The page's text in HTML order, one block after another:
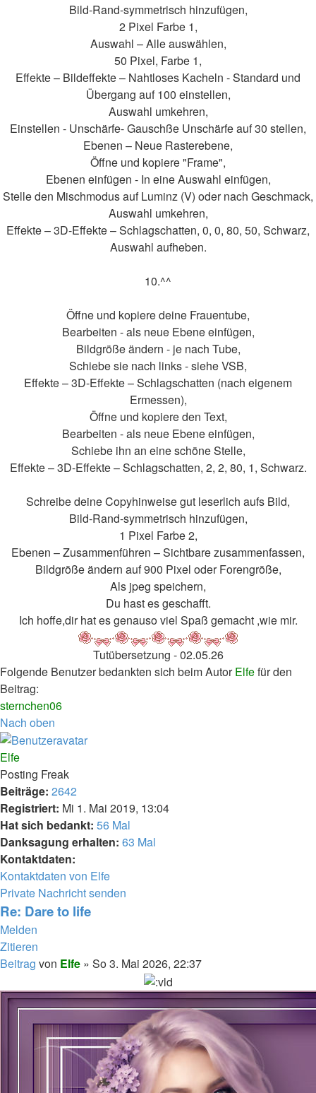
Bild-Rand-symmetrisch hinzufügen,
2 Pixel Farbe 1,
Auswahl – Alle auswählen,
50 Pixel, Farbe 1,
Effekte – Bildeffekte – Nahtloses Kacheln - Standard und
Übergang auf 100 einstellen,
Auswahl umkehren,
Einstellen - Unschärfe- Gauschße Unschärfe auf 30 stellen,
Ebenen – Neue Rasterebene,
Öffne und kopiere "Frame",
Ebenen einfügen - In eine Auswahl einfügen,
Stelle den Mischmodus auf Luminz (V) oder nach Geschmack,
Auswahl umkehren,
Effekte – 3D-Effekte – Schlagschatten, 0, 0, 80, 50, Schwarz,
Auswahl aufheben.
10.^^
Öffne und kopiere deine Frauentube,
Bearbeiten - als neue Ebene einfügen,
Bildgröße ändern - je nach Tube,
Schiebe sie nach links - siehe VSB,
Effekte – 3D-Effekte – Schlagschatten (nach eigenem
Ermessen),
Öffne und kopiere den Text,
Bearbeiten - als neue Ebene einfügen,
Schiebe ihn an eine schöne Stelle,
Effekte – 3D-Effekte – Schlagschatten, 2, 2, 80, 1, Schwarz.
Schreibe deine Copyhinweise gut leserlich aufs Bild,
Bild-Rand-symmetrisch hinzufügen,
1 Pixel Farbe 2,
Ebenen – Zusammenführen – Sichtbare zusammenfassen,
Bildgröße ändern auf 900 Pixel oder Forengröße,
Als jpeg speichern,
Du hast es geschafft.
Ich hoffe,dir hat es genauso viel Spaß gemacht ,wie mir.
Tutübersetzung - 02.05.26
Folgende Benutzer bedankten sich beim AutorElfefür den
Beitrag:
sternchen06
Nach oben
Elfe
Posting Freak
Beiträge: 2642
Registriert: Mi 1. Mai 2019, 13:04
Hat sich bedankt: 56 Mal
Danksagung erhalten: 63 Mal
Kontaktdaten:
Kontaktdaten von Elfe
Private Nachricht senden
Re: Dare to life
Melden
Zitieren
Beitrag von Elfe » So 3. Mai 2026, 22:37